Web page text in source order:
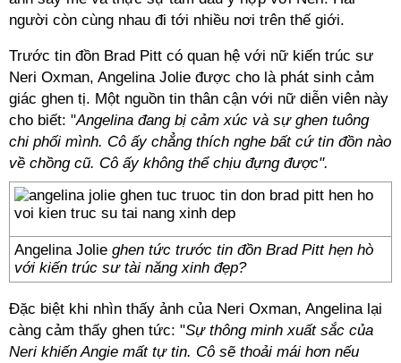
người còn cùng nhau đi tới nhiều nơi trên thế giới.
Trước tin đồn Brad Pitt có quan hệ với nữ kiến trúc sư
Neri Oxman, Angelina Jolie được cho là phát sinh cảm
giác ghen tị. Một nguồn tin thân cận với nữ diễn viên này
cho biết: "Angelina đang bị cảm xúc và sự ghen tuông
chi phối mình. Cô ấy chẳng thích nghe bất cứ tin đồn nào
về chồng cũ. Cô ấy không thể chịu đựng được".
Angelina Jolie ghen tức trước tin đồn Brad Pitt hẹn hò
với kiến trúc sư tài năng xinh đẹp?
Đặc biệt khi nhìn thấy ảnh của Neri Oxman, Angelina lại
càng cảm thấy ghen tức: "Sự thông minh xuất sắc của
Neri khiến Angie mất tự tin. Cô sẽ thoải mái hơn nếu